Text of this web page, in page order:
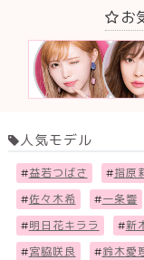
お
人気モデル
#益若つばさ #指原
#佐々木希 #一条響
#明日花キララ #新
#宮脇咲良 #鈴木愛